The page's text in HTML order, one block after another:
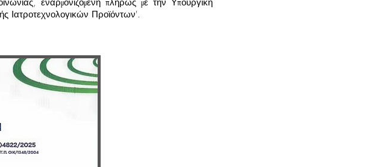
εναρμονιζόμενη πλήρως με την Υπουργική
Προϊόντων'.